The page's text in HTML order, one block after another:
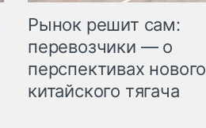
Рынок решит сам:
перевозчики — о
перспективах нового
китайского тягача